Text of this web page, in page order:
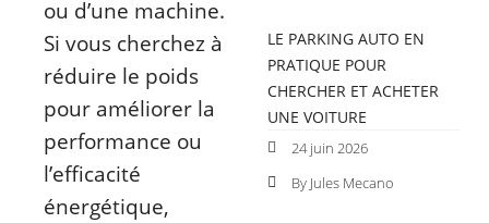
ou d’une machine.
Si vous cherchez à
réduire le poids
pour améliorer la
performance ou
l’efficacité
énergétique,
LE PARKING AUTO EN
PRATIQUE POUR
CHERCHER ET ACHETER
UNE VOITURE
24 juin 2026
By Jules Mecano